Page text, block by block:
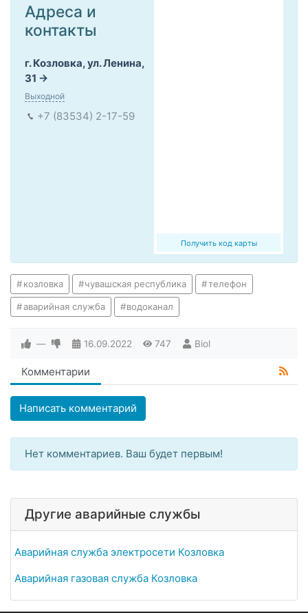
Получить код карты
Адреса и
контакты
г. Козловка, ул. Ленина,
31
Выходной
+7 (83534) 2-17-59
козловка чувашская республика телефон
аварийная служба водоканал
— 16.09.2022 747 Biol
Комментарии
Написать комментарий
Нет комментариев. Ваш будет первым!
Другие аварийные службы
Аварийная служба электросети Козловка
Аварийная газовая служба Козловка